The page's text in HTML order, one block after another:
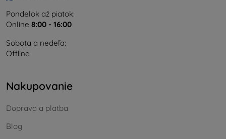
Pondelok až piatok:
Online 8:00 - 16:00
Sobota a nedeľa:
Offline
Nakupovanie
Doprava a platba
Blog